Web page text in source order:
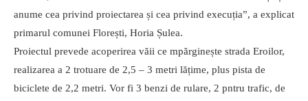
anume cea privind proiectarea și cea privind execuția”, a explicat
primarul comunei Florești, Horia Șulea.
Proiectul prevede acoperirea văii ce mpărginește strada Eroilor,
realizarea a 2 trotuare de 2,5 – 3 metri lățime, plus pista de
biciclete de 2,2 metri. Vor fi 3 benzi de rulare, 2 pntru trafic, de